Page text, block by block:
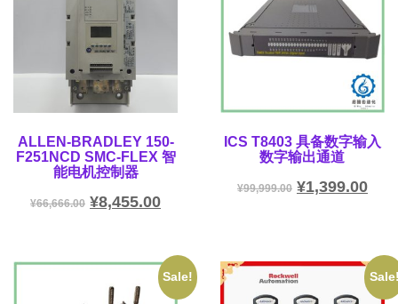
ALLEN-BRADLEY 150-
F251NCD SMC-FLEX 智
能电机控制器
¥66,666.00 ¥8,455.00
ICS T8403 具备数字输入
数字输出通道
¥99,999.00 ¥1,399.00
Sale!